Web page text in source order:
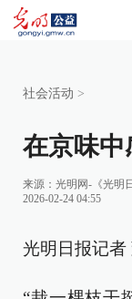
社会活动 >
在京味中
来源： 光明网-《光明
2026-02-24 04:55
光明日报记者